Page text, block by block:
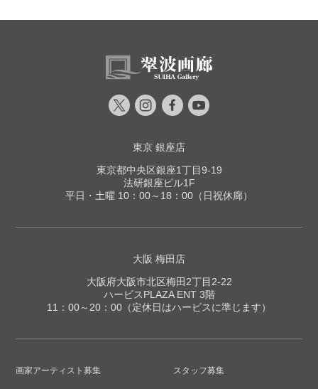
東京 銀座店
東京都中央区銀座1丁目9-19
法研銀座ビル1F
平日・土曜 10：00～18：00（日祝休廊）
大阪 梅田店
大阪府大阪市北区梅田2丁目2-22
ハービスPLAZA ENT 3階
11：00～20：00（定休日はハービスに準じます）
画家アーティスト募集 スタッフ募集